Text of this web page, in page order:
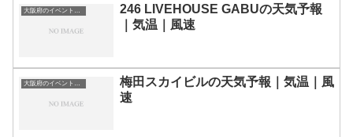
大阪府のイベント会場一覧
246 LIVEHOUSE GABUの天気予報
｜気温｜風速
大阪府のイベント会場一覧
梅田スカイビルの天気予報｜気温｜風
速